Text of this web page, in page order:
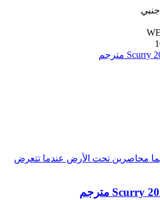
محاصرين تحت الأرض عندما تتعرض